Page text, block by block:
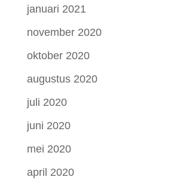
januari 2021
november 2020
oktober 2020
augustus 2020
juli 2020
juni 2020
mei 2020
april 2020